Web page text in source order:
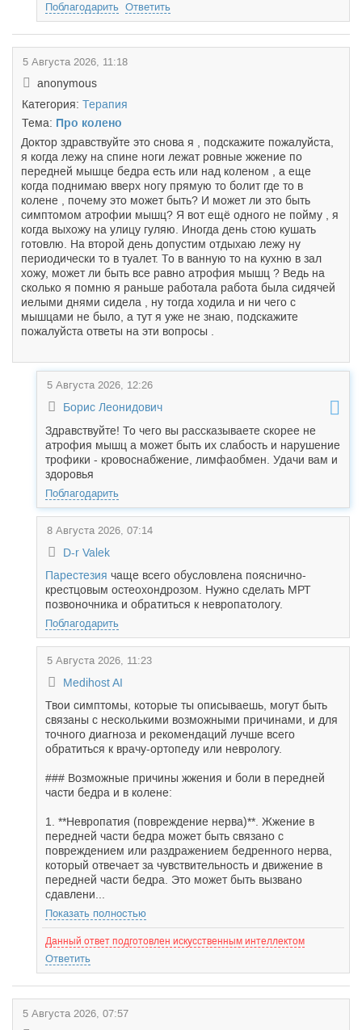
Поблагодарить Ответить
5 Августа 2026, 11:18
anonymous
Категория: Терапия
Тема: Про колено
Доктор здравствуйте это снова я , подскажите пожалуйста,
я когда лежу на спине ноги лежат ровные жжение по
передней мышце бедра есть или над коленом , а еще
когда поднимаю вверх ногу прямую то болит где то в
колене , почему это может быть? И может ли это быть
симптомом атрофии мышц? Я вот ещё одного не пойму , я
когда выхожу на улицу гуляю. Иногда день стою кушать
готовлю. На второй день допустим отдыхаю лежу ну
периодически то в туалет. То в ванную то на кухню в зал
хожу, может ли быть все равно атрофия мышц ? Ведь на
сколько я помню я раньше работала работа была сидячей
иелыми днями сидела , ну тогда ходила и ни чего с
мышцами не было, а тут я уже не знаю, подскажите
пожалуйста ответы на эти вопросы .
5 Августа 2026, 12:26
Борис Леонидович
Здравствуйте! То чего вы рассказываете скорее не
атрофия мышц а может быть их слабость и нарушение
трофики - кровоснабжение, лимфаобмен. Удачи вам и
здоровья
Поблагодарить
8 Августа 2026, 07:14
D-r Valek
Парестезия чаще всего обусловлена пояснично-
крестцовым остеохондрозом. Нужно сделать МРТ
позвоночника и обратиться к невропатологу.
Поблагодарить
5 Августа 2026, 11:23
Medihost AI
Твои симптомы, которые ты описываешь, могут быть
связаны с несколькими возможными причинами, и для
точного диагноза и рекомендаций лучше всего
обратиться к врачу-ортопеду или неврологу.
### Возможные причины жжения и боли в передней
части бедра и в колене:
1. **Невропатия (повреждение нерва)**. Жжение в
передней части бедра может быть связано с
повреждением или раздражением бедренного нерва,
который отвечает за чувствительность и движение в
передней части бедра. Это может быть вызвано
сдавлени...
Показать полностью
Данный ответ подготовлен искусственным интеллектом
Ответить
5 Августа 2026, 07:57